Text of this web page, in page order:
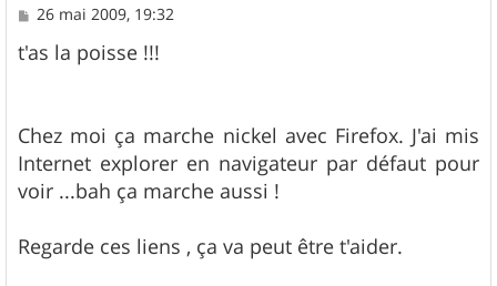
M
s
s
26 mai 2009, 19:32
t'as la poisse !!!
Chez moi ça marche nickel avec Firefox. J'ai mis
Internet explorer en navigateur par défaut pour
voir ...bah ça marche aussi !
Regarde ces liens , ça va peut être t'aider.